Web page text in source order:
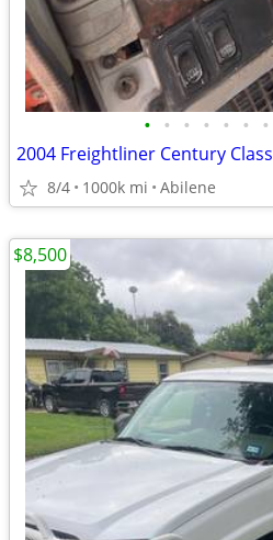
• • • • • • •
2004 Freightliner Century Class
8/4 1000k mi Abilene
$8,500